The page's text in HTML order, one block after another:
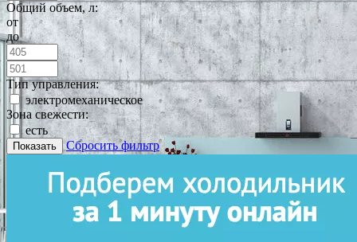
Общий объем, л:
от
до
Тип управления:
электромеханическое
Зона свежести:
есть
Показать Сбросить фильтр